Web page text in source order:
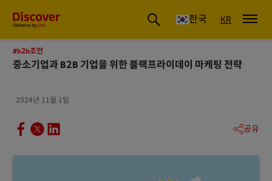
글로벌 배송 및 물류 인사이트 | DHL Discover 한국
한국 KR
#b2b조언
중소기업과 B2B 기업을 위한 블랙프라이데이 마케팅 전략
2024년 11월 1일
공유